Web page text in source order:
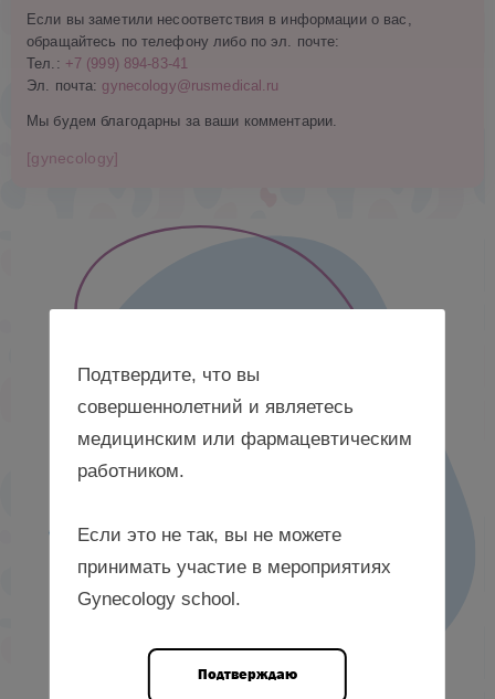
Если вы заметили несоответствия в информации о вас,
обращайтесь по телефону либо по эл. почте:
Тел.: +7 (999) 894-83-41
Эл. почта: gynecology@rusmedical.ru
Мы будем благодарны за ваши комментарии.
[gynecology]
Подтвердите, что вы
совершеннолетний и являетесь
медицинским или фармацевтическим
работником.
Если это не так, вы не можете
принимать участие в мероприятиях
Gynecology school.
Подтверждаю